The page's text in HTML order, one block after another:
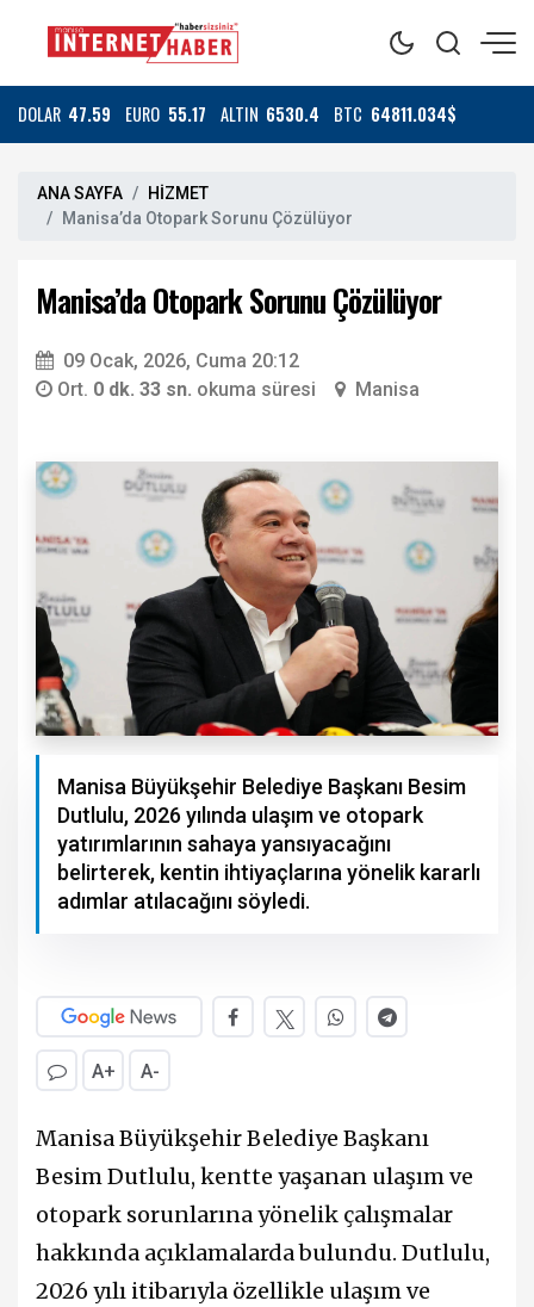
DOLAR 47.59 EURO 55.17 ALTIN 6530.4 BTC 64811.034$
ANA SAYFA
HİZMET
Manisa’da Otopark Sorunu Çözülüyor
Manisa’da Otopark Sorunu Çözülüyor
09 Ocak, 2026, Cuma 20:12
Ort. 0 dk. 33 sn. okuma süresi Manisa
Manisa Büyükşehir Belediye Başkanı Besim
Dutlulu, 2026 yılında ulaşım ve otopark
yatırımlarının sahaya yansıyacağını
belirterek, kentin ihtiyaçlarına yönelik kararlı
adımlar atılacağını söyledi.
A+ A-
Manisa Büyükşehir Belediye Başkanı
Besim Dutlulu, kentte yaşanan ulaşım ve
otopark sorunlarına yönelik çalışmalar
hakkında açıklamalarda bulundu. Dutlulu,
2026 yılı itibarıyla özellikle ulaşım ve